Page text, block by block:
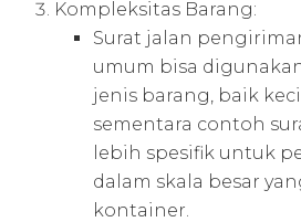
Kompleksitas Barang:
Surat jalan
umum bisa
jenis barang, baik
sementara contoh
lebih spesifik untuk
dalam skala besar
kontainer.